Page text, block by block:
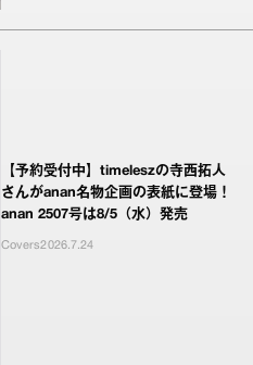
【予約受付中】timeleszの寺西拓人
さんがanan名物企画の表紙に登場！
anan 2507号は8/5（水）発売
Covers2026.7.24